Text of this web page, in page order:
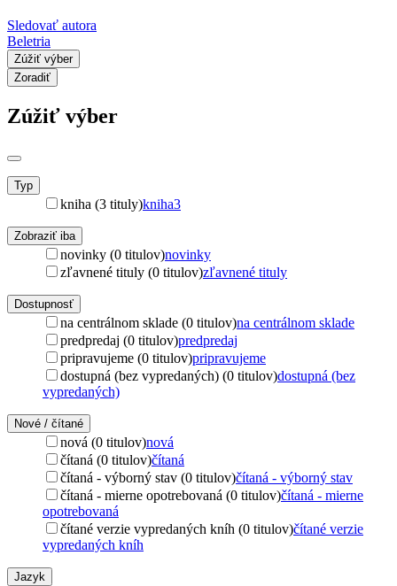
Sledovať autora
Beletria
Zúžiť výber
Zoradiť
Zúžiť výber
Typ
kniha (3 tituly)kniha3
Zobraziť iba
novinky (0 titulov)novinky
zľavnené tituly (0 titulov)zľavnené tituly
Dostupnosť
na centrálnom sklade (0 titulov)na centrálnom sklade
predpredaj (0 titulov)predpredaj
pripravujeme (0 titulov)pripravujeme
dostupná (bez vypredaných) (0 titulov)dostupná (bez
vypredaných)
Nové / čítané
nová (0 titulov)nová
čítaná (0 titulov)čítaná
čítaná - výborný stav (0 titulov)čítaná - výborný stav
čítaná - mierne opotrebovaná (0 titulov)čítaná - mierne
opotrebovaná
čítané verzie vypredaných kníh (0 titulov)čítané verzie
vypredaných kníh
Jazyk